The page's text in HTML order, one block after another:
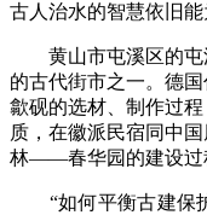
古人治水的智慧依旧
黄山市屯溪区的屯
的古代街市之一。德
歙砚的选材、制作过
质，在徽派民宿同中
林——春华园的建设
“如何平衡古建保护